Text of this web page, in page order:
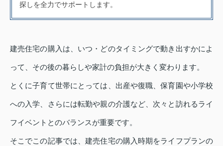
探しを全力でサポートします。
建売住宅の購入は、いつ・どのタイミングで動き出すかによ
って、その後の暮らしや家計の負担が大きく変わります。
とくに子育て世帯にとっては、出産や復職、保育園や小学校
への入学、さらには転勤や親の介護など、次々と訪れるライ
フイベントとのバランスが重要です。
そこでこの記事では、建売住宅の購入時期をライフプランの